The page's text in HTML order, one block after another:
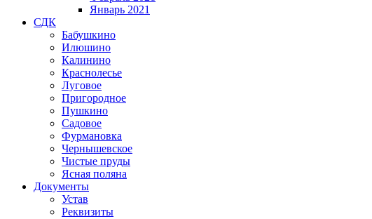
Январь 2021
СДК
Бабушкино
Илюшино
Калинино
Краснолесье
Луговое
Пригородное
Пушкино
Садовое
Фурмановка
Чернышевское
Чистые пруды
Ясная поляна
Документы
Устав
Реквизиты